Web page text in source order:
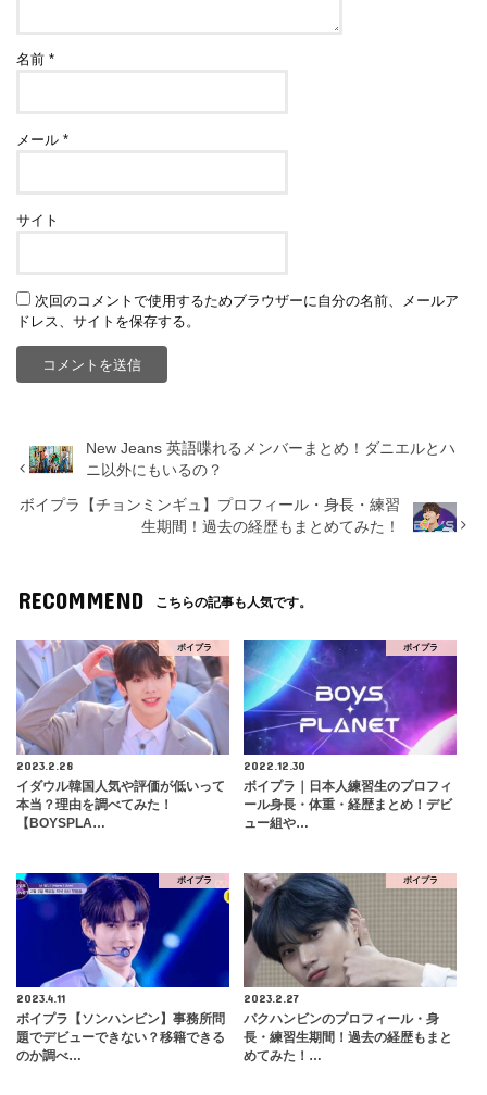
名前*
メール*
サイト
次回のコメントで使用するためブラウザーに自分の名前、メールア
ドレス、サイトを保存する。
New Jeans 英語喋れるメンバーまとめ！ダニエルとハ
ニ以外にもいるの？
ボイプラ【チョンミンギュ】プロフィール・身長・練習
生期間！過去の経歴もまとめてみた！
RECOMMEND こちらの記事も人気です。
ボイプラ
2023.2.28
イダウル韓国人気や評価が低いって
本当？理由を調べてみた！
【BOYSPLA…
ボイプラ
2022.12.30
ボイプラ｜日本人練習生のプロフィ
ール身長・体重・経歴まとめ！デビ
ュー組や…
ボイプラ
2023.4.11
ボイプラ【ソンハンビン】事務所問
題でデビューできない？移籍できる
のか調べ…
ボイプラ
2023.2.27
パクハンビンのプロフィール・身
長・練習生期間！過去の経歴もまと
めてみた！…